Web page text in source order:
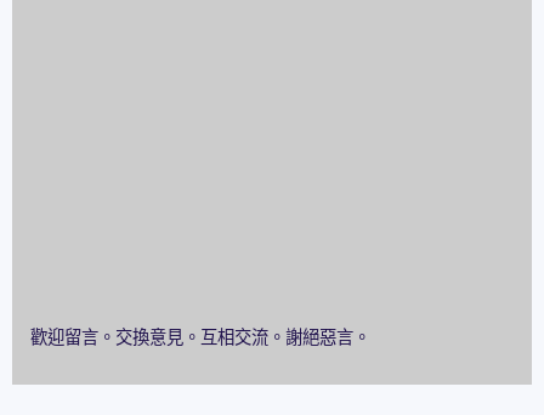
歡迎留言。交換意見。互相交流。謝絕惡言。